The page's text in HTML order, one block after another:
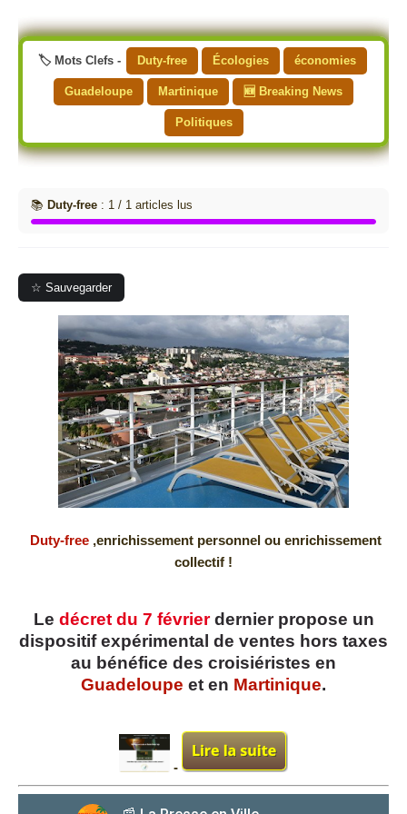
🏷️ Mots Clefs - Duty-free Écologies économies
Guadeloupe Martinique 🆕 Breaking News
Politiques
📚 Duty-free : 1 / 1 articles lus
☆ Sauvegarder
Duty-free,enrichissement personnel ou enrichissement
collectif !
Le décret du 7 févrierdernier propose un
dispositif expérimental de ventes hors taxes
au bénéfice des croisiéristes en
Guadeloupe et en Martinique.
-